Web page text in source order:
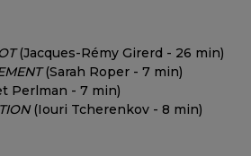
(Jacques-Rémy Girerd - 26 min)
(Sarah Roper - 7 min)
Perlman - 7 min)
(Iouri Tcherenkov - 8 min)